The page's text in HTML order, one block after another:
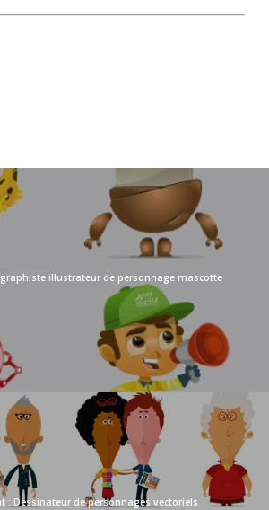
graphiste illustrateur de personnage mascotte
Dessinateur de personnages vectoriels